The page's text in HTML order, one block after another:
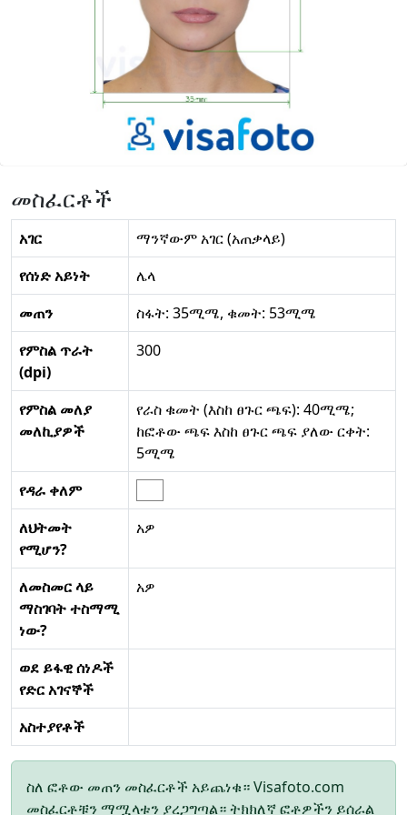
መስፈርቶች
አገር
ማንኛውም አገር (አጠቃላይ)
የሰነድ አይነት
ሌላ
መጠን
ስፋት: 35ሚሜ, ቁመት: 53ሚሜ
የምስል ጥራት
(dpi)
300
የምስል መለያ
መለኪያዎች
የራስ ቁመት (እስከ ፀጉር ጫፍ): 40ሚሜ;
ከፎቶው ጫፍ እስከ ፀጉር ጫፍ ያለው ርቀት:
5ሚሜ
የዳራ ቀለም
ለህትመት
የሚሆን?
አዎ
ለመስመር ላይ
ማስገባት ተስማሚ
ነው?
አዎ
ወደ ይፋዊ ሰነዶች
የድር አገናኞች
አስተያየቶች
ስለ ፎቶው መጠን መስፈርቶች አይጨነቁ። Visafoto.com
መስፈርቶቹን ማሟላቱን ያረጋግጣል። ትክክለኛ ፎቶዎችን ይሰራል